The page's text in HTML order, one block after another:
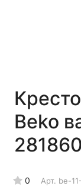
Beko
0 Арт. be-